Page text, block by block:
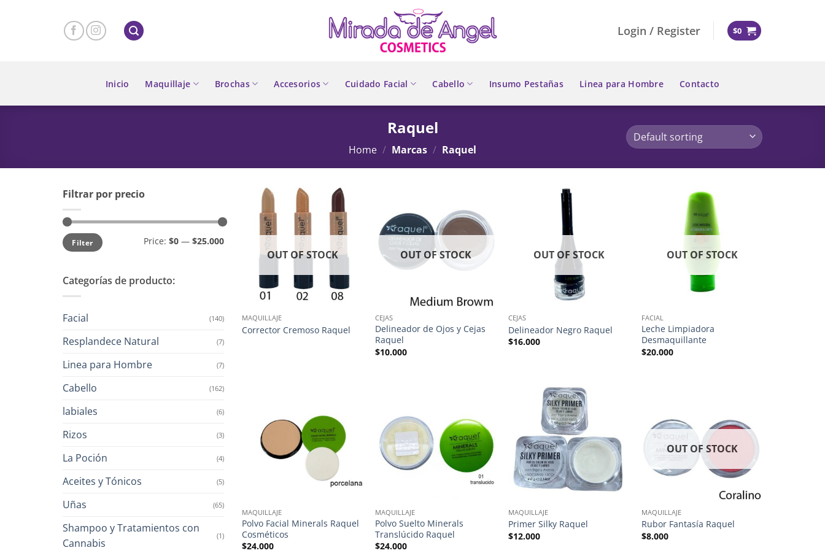
Login / Register $0
Inicio Maquillaje Brochas Accesorios Cuidado Facial Cabello Insumo Pestañas Linea para Hombre Contacto
Raquel
Home / Marcas / Raquel
Filtrar por precio
Min
price
Max
priceFilter Price: $0— $25.000
Categorías de producto:
Facial (140)
Resplandece Natural (7)
Linea para Hombre (7)
Cabello (162)
labiales (6)
Rizos (3)
La Poción (4)
Aceites y Tónicos (5)
Uñas (65)
Shampoo y Tratamientos con
Cannabis
(1)
OUT OF STOCK
MAQUILLAJE
Corrector Cremoso Raquel
OUT OF STOCK
CEJAS
Delineador de Ojos y Cejas
Raquel
$10.000
OUT OF STOCK
CEJAS
Delineador Negro Raquel
$16.000
OUT OF STOCK
FACIAL
Leche Limpiadora
Desmaquillante
$20.000
MAQUILLAJE
Polvo Facial Minerals Raquel
Cosméticos
$24.000
MAQUILLAJE
Polvo Suelto Minerals
Translúcido Raquel
$24.000
MAQUILLAJE
Primer Silky Raquel
$12.000
OUT OF STOCK
MAQUILLAJE
Rubor Fantasía Raquel
$8.000